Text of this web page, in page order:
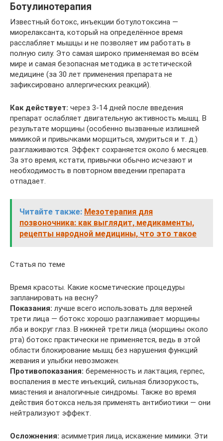
Ботулинотерапия
Известный ботокс, инъекции ботулотоксина —
миорелаксанта, который на определённое время
расслабляет мышцы и не позволяет им работать в
полную силу. Это самая широко применяемая во всём
мире и самая безопасная методика в эстетической
медицине (за 30 лет применения препарата не
зафиксировано аллергических реакций).
Как действует: через 3-14 дней после введения
препарат ослабляет двигательную активность мышц. В
результате морщины (особенно вызванные излишней
мимикой и привычками морщиться, хмуриться и т. д.)
разглаживаются. Эффект сохраняется около 6 месяцев.
За это время, кстати, привычки обычно исчезают и
необходимость в повторном введении препарата
отпадает.
Читайте также: Мезотерапия для
позвоночника: как выглядит, медикаменты,
рецепты народной медицины, что это такое
Статья по теме
Время красоты. Какие косметические процедуры
запланировать на весну?
Показания: лучше всего использовать для верхней
трети лица — ботокс хорошо разглаживает морщины
лба и вокруг глаз. В нижней трети лица (морщины около
рта) ботокс практически не применяется, ведь в этой
области блокирование мышц без нарушения функций
жевания и улыбки невозможен.
Противопоказания: беременность и лактация, герпес,
воспаления в месте инъекций, сильная близорукость,
миастения и аналогичные синдромы. Также во время
действия ботокса нельзя применять антибиотики — они
нейтрализуют эффект.
Осложнения: асимметрия лица, искажение мимики. Эти